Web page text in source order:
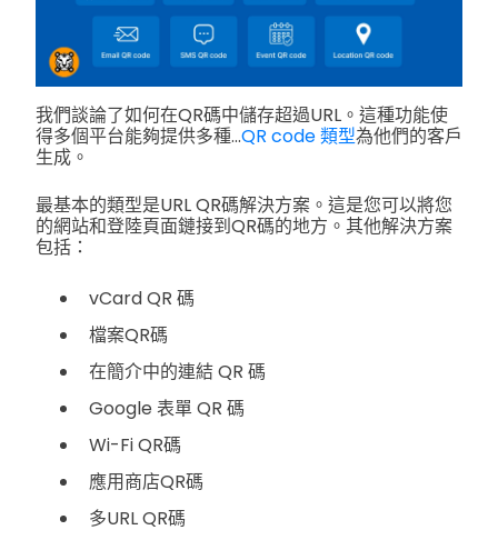
我們談論了如何在QR碼中儲存超過URL。這種功能使
得多個平台能夠提供多種...QR code 類型為他們的客戶
生成。
最基本的類型是URL QR碼解決方案。這是您可以將您
的網站和登陸頁面鏈接到QR碼的地方。其他解決方案
包括：
vCard QR 碼
檔案QR碼
在簡介中的連結 QR 碼
Google 表單 QR 碼
Wi-Fi QR碼
應用商店QR碼
多URL QR碼